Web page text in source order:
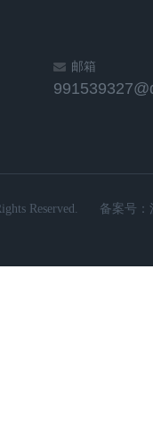
邮箱
Reserved. 备案号：